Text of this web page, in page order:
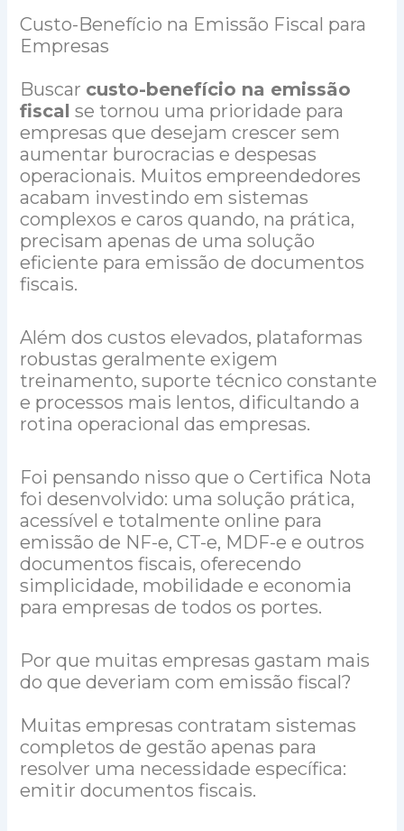
Custo-Benefício na Emissão Fiscal para
Empresas
Buscar custo-benefício na emissão
fiscal se tornou uma prioridade para
empresas que desejam crescer sem
aumentar burocracias e despesas
operacionais. Muitos empreendedores
acabam investindo em sistemas
complexos e caros quando, na prática,
precisam apenas de uma solução
eficiente para emissão de documentos
fiscais.
Além dos custos elevados, plataformas
robustas geralmente exigem
treinamento, suporte técnico constante
e processos mais lentos, dificultando a
rotina operacional das empresas.
Foi pensando nisso que o Certifica Nota
foi desenvolvido: uma solução prática,
acessível e totalmente online para
emissão de NF-e, CT-e, MDF-e e outros
documentos fiscais, oferecendo
simplicidade, mobilidade e economia
para empresas de todos os portes.
Por que muitas empresas gastam mais
do que deveriam com emissão fiscal?
Muitas empresas contratam sistemas
completos de gestão apenas para
resolver uma necessidade específica:
emitir documentos fiscais.